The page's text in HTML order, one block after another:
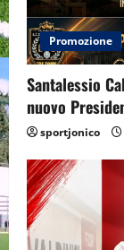
Promozione
Santalessio
nuovo
sportjonico